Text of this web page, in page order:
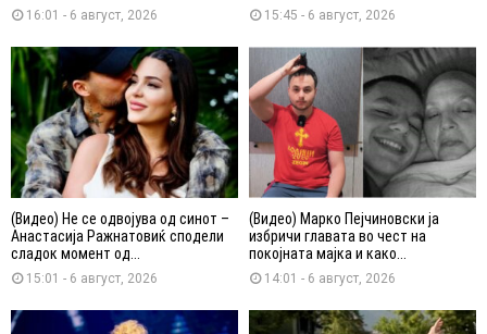
16:01 - 6 август, 2026 15:45 - 6 август, 2026
(Видео) Не се одвојува од синот –
Анастасија Ражнатовиќ сподели
сладок момент од...
15:01 - 6 август, 2026
(Видео) Марко Пејчиновски ја
избричи главата во чест на
покојната мајка и како...
14:01 - 6 август, 2026